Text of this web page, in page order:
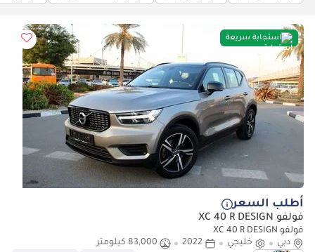
استجابة سريعة
أطلب السعر
فولفو XC 40 R DESIGN
فولفو XC 40 R DESIGN
دبي
خليجي 2022
83,000 كيلومتر